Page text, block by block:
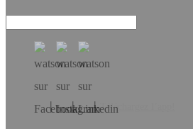
Téléchargez l’app!